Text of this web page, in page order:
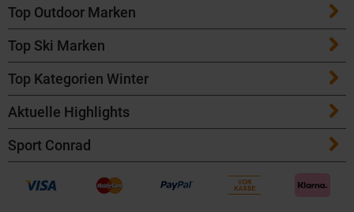
Top Outdoor Marken
Patagonia
Maloja
Salomon
Icebreaker
Garmin
Top Ski Marken
ATK Bindungen
K2 Ski
Völkl Ski
Fischer Ski
Top Kategorien Winter
Ski
Skitouren Ski
Langlaufski
Aktuelle Highlights
Maloja Fahrradbekleidung
Bike Helme von POC
Sport Conrad
Kontakt